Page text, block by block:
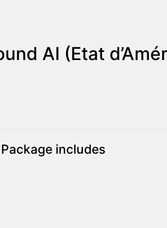
AI (Etat
Package includes